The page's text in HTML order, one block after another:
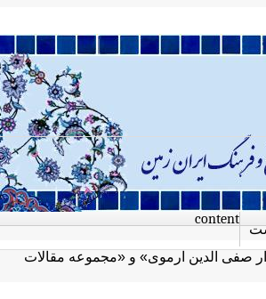
content
صفی الدین ارموی» و «مجموعه مقالات